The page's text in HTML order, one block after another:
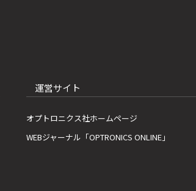
運営サイト
オプトロニクス社ホームページ
WEBジャーナル「OPTRONICS ONLINE」